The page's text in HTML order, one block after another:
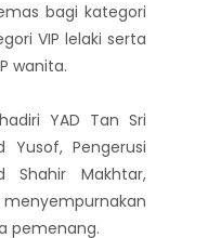
bagi kategori
VIP lelaki serta
wanita.
YAD Tan Sri
Yusof, Pengerusi
Shahir Makhtar,
pemenang.